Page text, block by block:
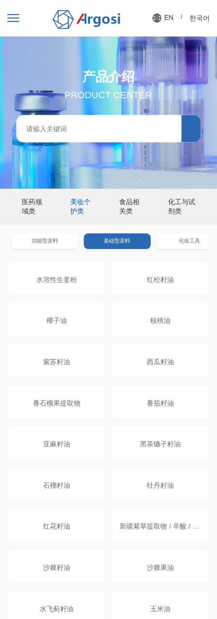
EN / 한국어
产品介绍
PRODUCT CENTER
医药领
域类
美妆个
护类
食品相
关类
化工与试
剂类
功能型原料 基础型原料 化妆工具
水溶性生姜粉 红松籽油
椰子油 核桃油
紫苏籽油 西瓜籽油
番石榴果提取物 番茄籽油
亚麻籽油 黑茶镳子籽油
石榴籽油 牡丹籽油
红花籽油 新疆紫草提取物 / 辛酸 / 癸酸甘油三酯
沙棘籽油 沙棘果油
水飞蓟籽油 玉米油